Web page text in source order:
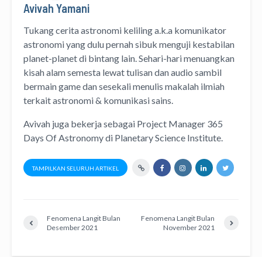
Avivah Yamani
Tukang cerita astronomi kelilinga.k.a komunikator
astronomiyang dulu pernah sibuk menguji kestabilan
planet-planet di bintang lain. Sehari-hari menuangkan
kisah alam semesta lewattulisandanaudio sambil
bermain game dan sesekali menulis makalah ilmiah
terkait astronomi & komunikasi sains.
Avivah juga bekerja sebagai Project Manager 365
Days Of Astronomydi Planetary Science Institute
TAMPILKAN SELURUH ARTIKEL
Fenomena Langit Bulan
Desember 2021
Fenomena Langit Bulan
November 2021